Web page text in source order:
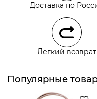
Самовывоз из пункта
Самовывоз из наших
Самовывоз из пункта
Доставка по
Легкий возврат
Популярные